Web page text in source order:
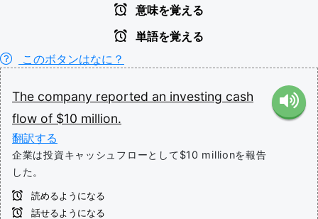
意味を覚える
単語を覚える
このボタンはなに？
The company reported an investing cash
flow of $10 million.
翻訳する
企業は投資キャッシュフローとして$10 millionを報告
した。
読めるようになる
話せるようになる